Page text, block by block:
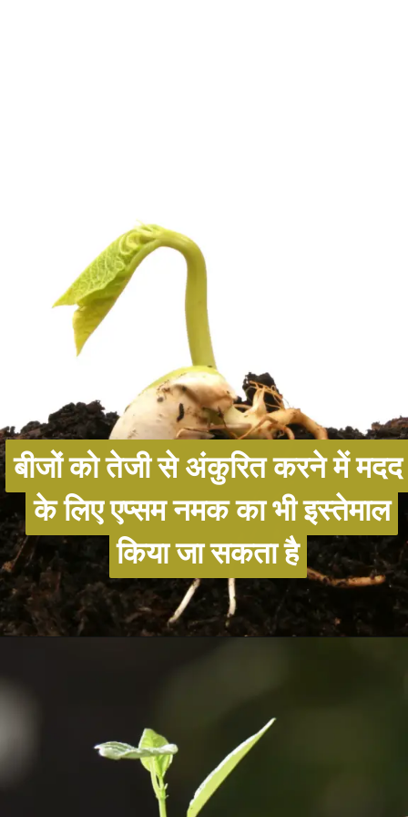
बीजों को तेजी से अंकुरित करने में मदद
के लिए एप्सम नमक का भी इस्तेमाल
किया जा सकता है
बीजों को तेजी से अंकुरित करने में मदद
के लिए एप्सम नमक का भी इस्तेमाल
किया जा सकता है